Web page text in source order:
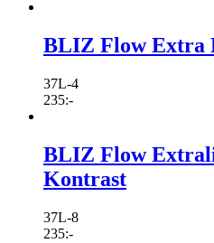
BLIZ Flow Extra
37L-4
235:-
BLIZ Flow
Kontrast
37L-8
235:-